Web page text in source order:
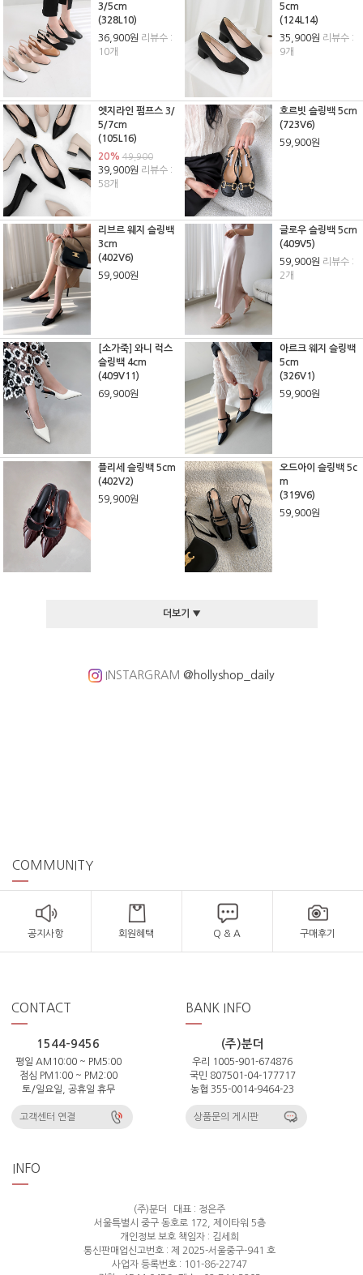
3/5cm
(328L10)
36,900원 리뷰수 :
10개
5cm
(124L14)
35,900원 리뷰수 :
9개
엣지라인 펌프스 3/
5/7cm
(105L16)
20%49,900
39,900원 리뷰수 :
58개
호르빗 슬링백 5cm
(723V6)
59,900원
리브르 웨지 슬링백
3cm
(402V6)
59,900원
글로우 슬링백 5cm
(409V5)
59,900원 리뷰수 :
2개
[소가죽] 와니 럭스
슬링백 4cm
(409V11)
69,900원
아르크 웨지 슬링백
5cm
(326V1)
59,900원
플리세 슬링백 5cm
(402V2)
59,900원
오드아이 슬링백 5c
m
(319V6)
59,900원
더보기 ▼
INSTARGRAM @hollyshop_daily
COMMUNITY
공지사항 회원혜택 Q & A 구매후기
CONTACT
1544-9456
평일 AM10:00 ~ PM5:00
점심 PM1:00 ~ PM2:00
토/일요일, 공휴일 휴무
고객센터 연결
BANK INFO
(주)분더
우리 1005-901-674876
국민 807501-04-177717
농협 355-0014-9464-23
상품문의 게시판
INFO
(주)분더
대표 : 정은주
서울특별시 중구 동호로 172, 제이타워 5층
개인정보 보호 책임자 : 김세희
통신판매업신고번호 : 제 2025-서울중구-941 호
사업자 등록번호 : 101-86-22747